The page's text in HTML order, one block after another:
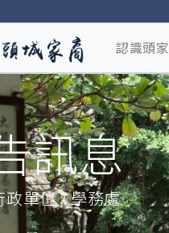
認識頭家
訊息
政單位 / 學務處